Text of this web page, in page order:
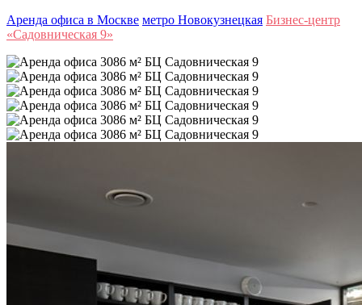
Аренда офиса в Москве метро Новокузнецкая Бизнес-центр
«Садовническая 9»